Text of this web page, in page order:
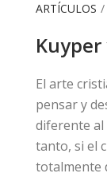
ARTÍCULOS
​El arte
pensar y
diferente al
tanto, si el
totalmente